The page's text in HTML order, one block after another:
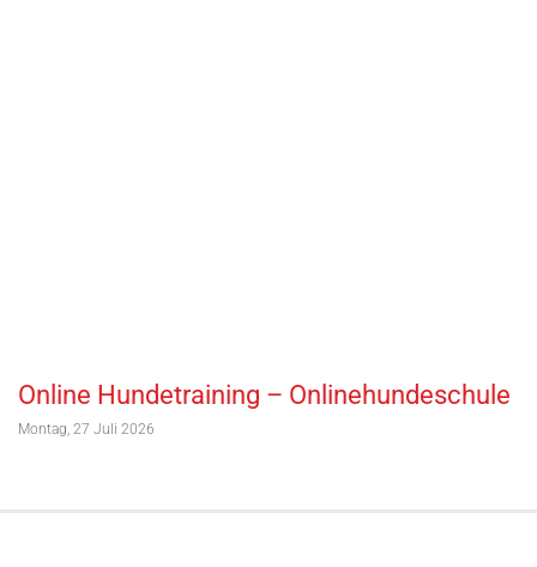
Online Hundetraining – Onlinehundeschule
Montag, 27 Juli 2026